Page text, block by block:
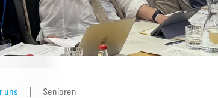
uns Senioren